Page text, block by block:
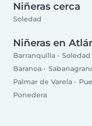
Niñeras cerca
Soledad
Niñeras en
Barranquilla Soledad
Baranoa
Palmar de Varela
Ponedera